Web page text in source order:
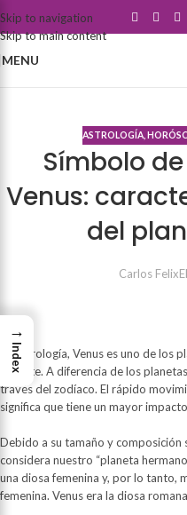
Skip to navigation
Skip to main content
MENU
ASTROLOGÍA,
Símbolo
Venus:
del
Carlos Felix
En astrología, Venus es uno de los
y Marte. A diferencia de los
través del zodíaco. El rápido
significa que tiene un mayor
Debido a su tamaño y composición
considera nuestro “planeta
una diosa femenina y, por lo tanto,
femenina. Venus era la diosa
→
Index